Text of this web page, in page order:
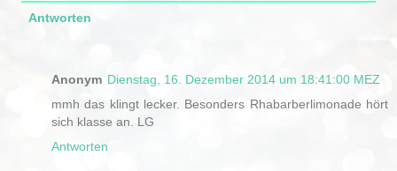
Antworten
Anonym Dienstag, 16. Dezember 2014 um 18:41:00 MEZ
mmh das klingt lecker. Besonders Rhabarberlimonade hört
sich klasse an. LG
Antworten